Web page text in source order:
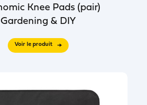
Knee Pads (pair)
Gardening & DIY
Voir le produit